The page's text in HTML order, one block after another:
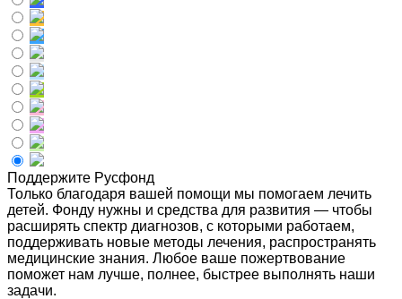
Поддержите Русфонд
Только благодаря вашей помощи мы помогаем лечить
детей. Фонду нужны и средства для развития — чтобы
расширять спектр диагнозов, с которыми работаем,
поддерживать новые методы лечения, распространять
медицинские знания. Любое ваше пожертвование
поможет нам лучше, полнее, быстрее выполнять наши
задачи.